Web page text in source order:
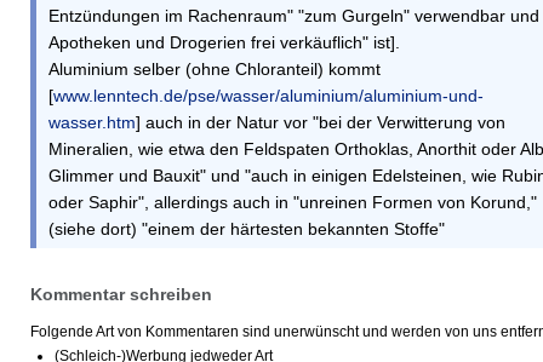
Entzündungen im Rachenraum" "zum Gurgeln" verwendbar und
Apotheken und Drogerien frei verkäuflich" ist].
Aluminium selber (ohne Chloranteil) kommt
[www.lenntech.de/pse/wasser/aluminium/aluminium-und-
wasser.htm] auch in der Natur vor "bei der Verwitterung von
Mineralien, wie etwa den Feldspaten Orthoklas, Anorthit oder
Glimmer und Bauxit" und "auch in einigen Edelsteinen, wie
oder Saphir", allerdings auch in "unreinen Formen von Korund,"
(siehe dort) "einem der härtesten bekannten Stoffe"
Kommentar schreiben
Folgende Art von Kommentaren sind unerwünscht und werden von uns
(Schleich-)Werbung jedweder Art